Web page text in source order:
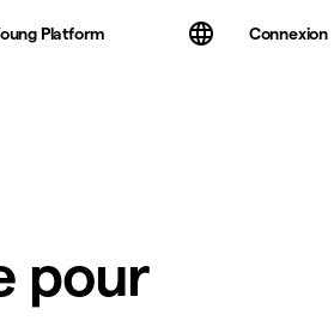
Platform Connexion
pour